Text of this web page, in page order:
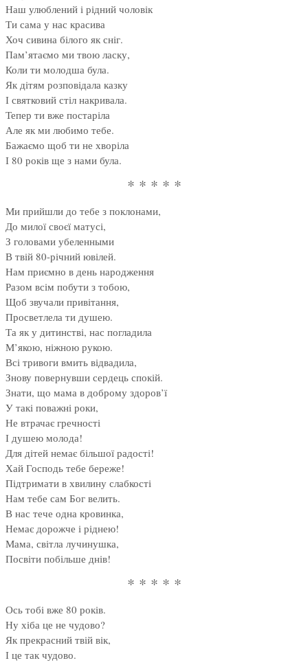
Наш улюблений і рідний чоловік
Ти сама у нас красива
Хоч сивина білого як сніг.
Пам’ятаємо ми твою ласку,
Коли ти молодша була.
Як дітям розповідала казку
І святковий стіл накривала.
Тепер ти вже постаріла
Але як ми любимо тебе.
Бажаємо щоб ти не хворіла
І 80 років ще з нами була.
* * * * *
Ми прийшли до тебе з поклонами,
До милої своєї матусі,
З головами убеленными
В твій 80-річний ювілей.
Нам приємно в день народження
Разом всім побути з тобою,
Щоб звучали привітання,
Просветлела ти душею.
Та як у дитинстві, нас погладила
М’якою, ніжною рукою.
Всі тривоги вмить відвадила,
Знову повернувши сердець спокій.
Знати, що мама в доброму здоров’ї
У такі поважні роки,
Не втрачає гречності
І душею молода!
Для дітей немає більшої радості!
Хай Господь тебе береже!
Підтримати в хвилину слабкості
Нам тебе сам Бог велить.
В нас тече одна кровинка,
Немає дорожче і ріднею!
Мама, світла лучинушка,
Посвіти побільше днів!
* * * * *
Ось тобі вже 80 років.
Ну хіба це не чудово?
Як прекрасний твій вік,
І це так чудово.